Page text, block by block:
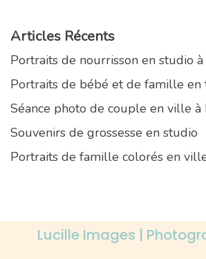
Articles Récents
Portraits de nourrisson en studio
Portraits de bébé et de famille en
Séance photo de couple en ville à
Souvenirs de grossesse en studio
Portraits de famille colorés en
Lucille Images |